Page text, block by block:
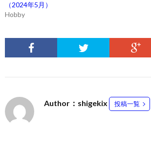
（2024年5月）
Hobby
Author：shigekix 投稿一覧